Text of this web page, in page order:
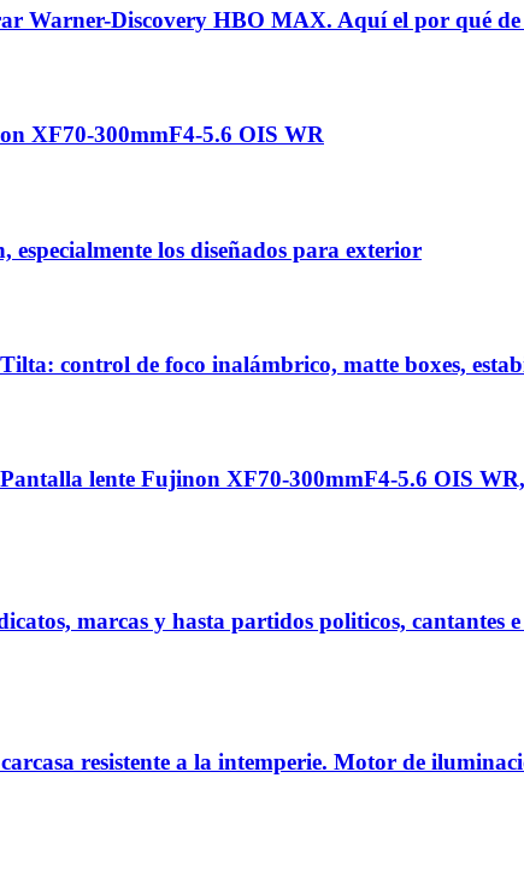
Warner-Discovery HBO MAX. Aquí el por qué de
XF70‑300mmF4‑5.6 OIS WR
los diseñados para exterior
control de foco inalámbrico, matte boxes,
lente Fujinon XF70-300mmF4-5.6 OIS
marcas y hasta partidos politicos, cantantes
resistente a la intemperie. Motor de